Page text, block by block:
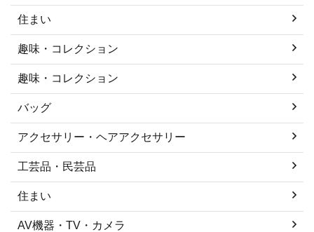
住まい
趣味・コレクション
趣味・コレクション
バッグ
アクセサリー・ヘアアクセサリー
工芸品・民芸品
住まい
AV機器・TV・カメラ